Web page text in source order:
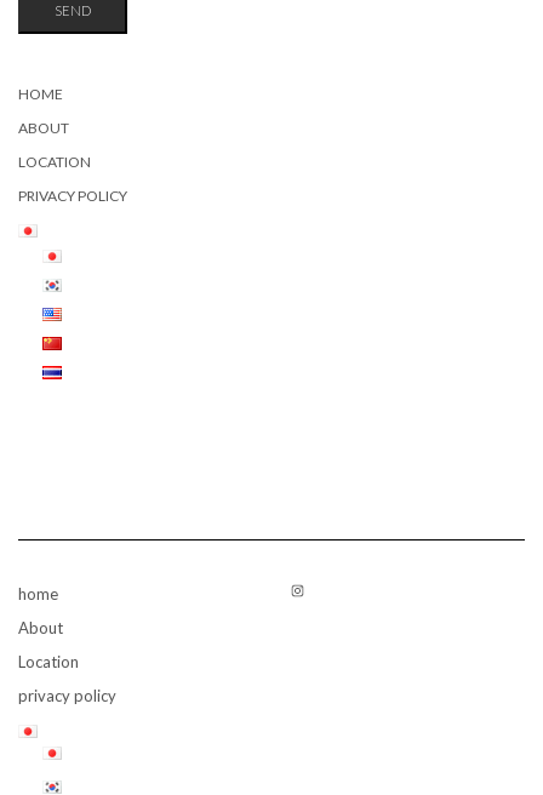
HOME
ABOUT
LOCATION
PRIVACY POLICY
home
About
Location
privacy policy
Instagram